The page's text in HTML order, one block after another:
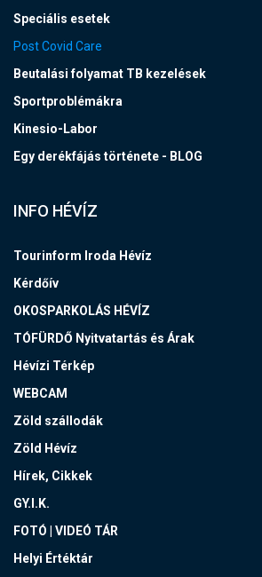
Speciális esetek
Post Covid Care
Beutalási folyamat TB kezelések
Sportproblémákra
Kinesio-Labor
Egy derékfájás története - BLOG
INFO HÉVÍZ
Tourinform Iroda Hévíz
Kérdőív
OKOSPARKOLÁS HÉVÍZ
TÓFÜRDŐ Nyitvatartás és Árak
Hévízi Térkép
WEBCAM
Zöld szállodák
Zöld Hévíz
Hírek, Cikkek
GY.I.K.
FOTÓ | VIDEÓ TÁR
Helyi Értéktár